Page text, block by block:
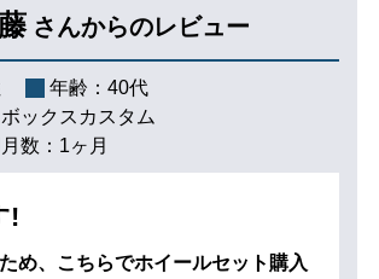
さんからのレビュー
年齢： 40代
ックスカスタム
数： 1ヶ月
!
め、こちらでホイールセット購入